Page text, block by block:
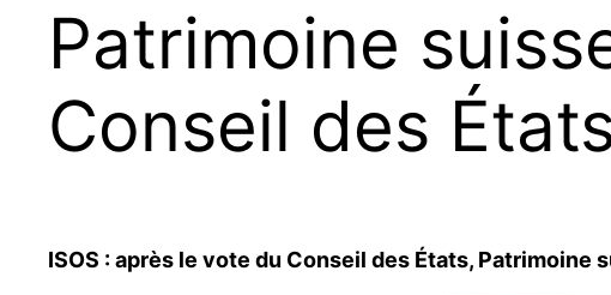
Patrimoine
Conseil des
ISOS : après le vote du Conseil des États,